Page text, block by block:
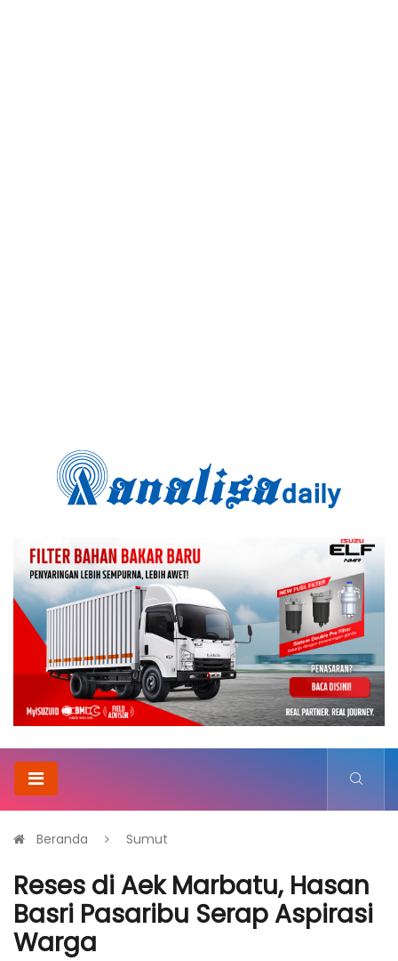
Beranda Sumut
Reses di Aek Marbatu, Hasan
Basri Pasaribu Serap Aspirasi
Warga